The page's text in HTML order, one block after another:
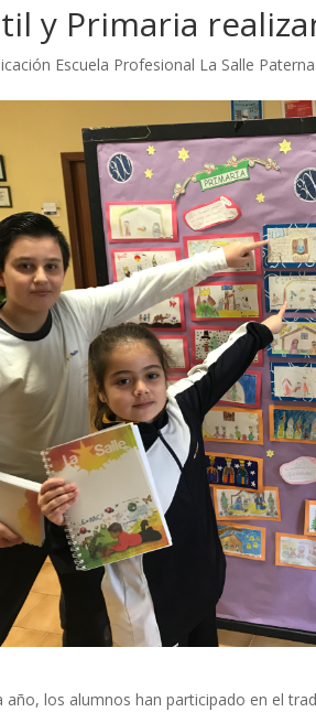
y Primaria
Escuela Profesional La Salle Paterna
año, los alumnos han participado en el